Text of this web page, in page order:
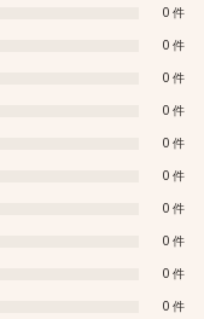
0
0
0
0
0
0
0
0
0
0